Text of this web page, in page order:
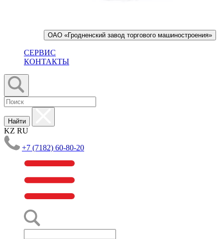
ОАО «Гродненский завод торгового машиностроения»
СЕРВИС
КОНТАКТЫ
Найти
KZ RU
+7 (7182) 60-80-20